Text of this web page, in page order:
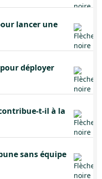
lancer une
déployer
t-il à la
sans équipe